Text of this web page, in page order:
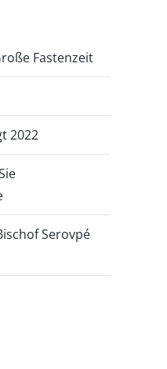
Fastenzeit
2022
Serovpé